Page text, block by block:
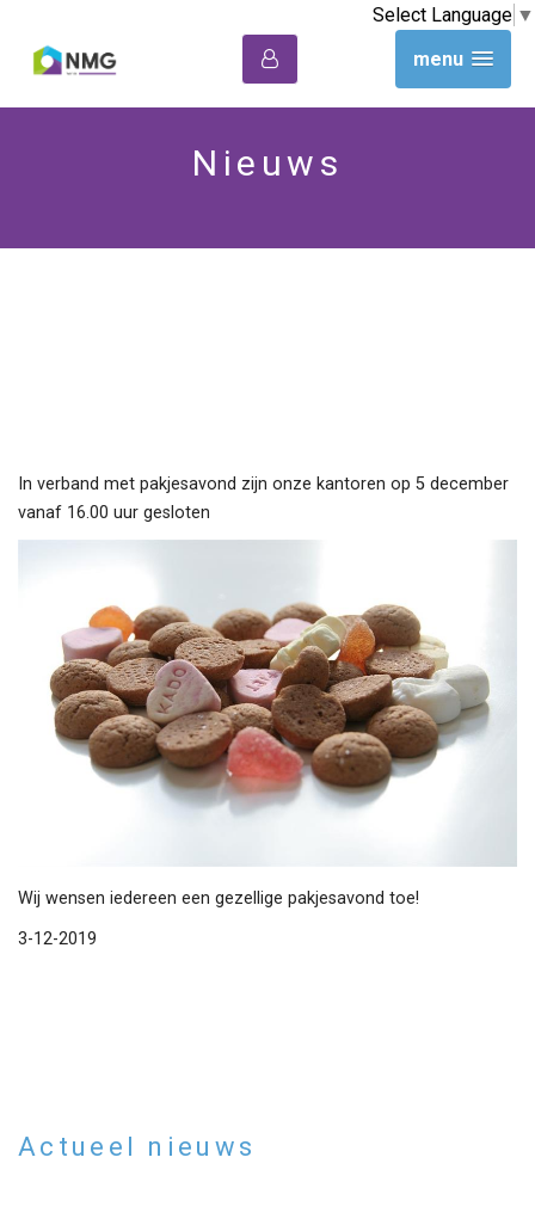
menu
Select Language ▼
Nieuws
In verband met pakjesavond zijn onze kantoren op 5 december
vanaf 16.00 uur gesloten
Wij wensen iedereen een gezellige pakjesavond toe!
3-12-2019
Actueel nieuws